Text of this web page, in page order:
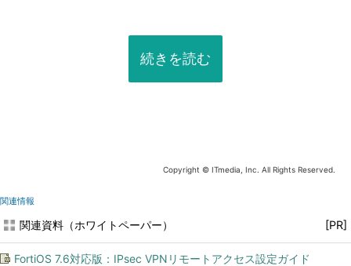
続きを読む
Copyright © ITmedia, Inc. All Rights Reserved.
関連情報
関連資料（ホワイトペーパー） [PR]
FortiOS 7.6対応版：IPsec VPNリモートアクセス設定ガイド